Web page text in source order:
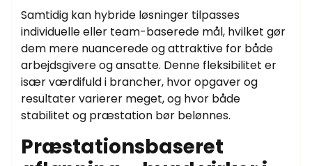
Samtidig kan hybride løsninger tilpasses
individuelle eller team-baserede mål, hvilket gør
dem mere nuancerede og attraktive for både
arbejdsgivere og ansatte. Denne fleksibilitet er
især værdifuld i brancher, hvor opgaver og
resultater varierer meget, og hvor både
stabilitet og præstation bør belønnes.
Præstationsbaseret